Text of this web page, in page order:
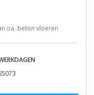
oa. beton vloeren